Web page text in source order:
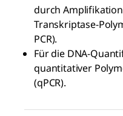
durch
Transkriptase-
PCR).
Für die DNA-
quantitativer
(qPCR).